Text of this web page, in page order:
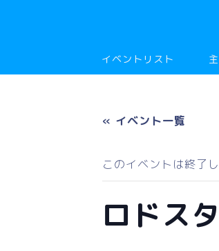
イベントリスト
« イベント一覧
このイベントは終了し
ロドス